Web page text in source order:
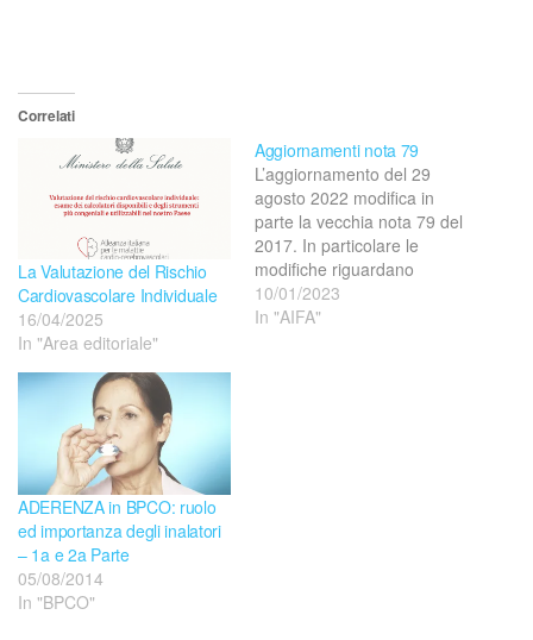
Correlati
La Valutazione del Rischio
Cardiovascolare Individuale
16/04/2025
In "Area editoriale"
Aggiornamenti nota 79
L’aggiornamento del 29
agosto 2022 modifica in
parte la vecchia nota 79 del
2017. In particolare le
modifiche riguardano
l'inserimento della nuova
classe di farmaci con
10/01/2023
In "AIFA"
ADERENZA in BPCO: ruolo
ed importanza degli inalatori
– 1a e 2a Parte
05/08/2014
In "BPCO"